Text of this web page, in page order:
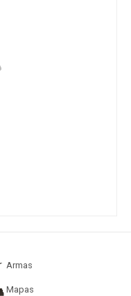
Armas
Mapas